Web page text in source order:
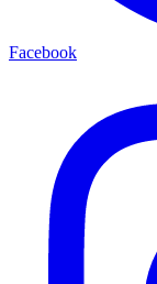
Facebook